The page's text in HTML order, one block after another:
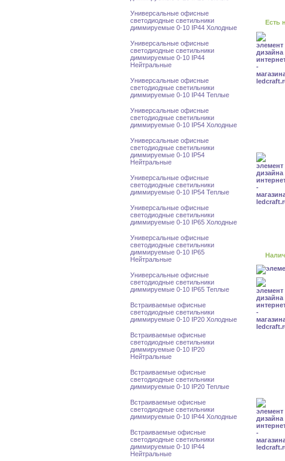
Универсальные офисные
светодиодные светильники
диммируемые 0-10 IP44 Холодные
Универсальные офисные
светодиодные светильники
диммируемые 0-10 IP44
Нейтральные
Универсальные офисные
светодиодные светильники
диммируемые 0-10 IP44 Теплые
Универсальные офисные
светодиодные светильники
диммируемые 0-10 IP54 Холодные
Универсальные офисные
светодиодные светильники
диммируемые 0-10 IP54
Нейтральные
Универсальные офисные
светодиодные светильники
диммируемые 0-10 IP54 Теплые
Универсальные офисные
светодиодные светильники
диммируемые 0-10 IP65 Холодные
Универсальные офисные
светодиодные светильники
диммируемые 0-10 IP65
Нейтральные
Универсальные офисные
светодиодные светильники
диммируемые 0-10 IP65 Теплые
Встраиваемые офисные
светодиодные светильники
диммируемые 0-10 IP20 Холодные
Встраиваемые офисные
светодиодные светильники
диммируемые 0-10 IP20
Нейтральные
Встраиваемые офисные
светодиодные светильники
диммируемые 0-10 IP20 Теплые
Встраиваемые офисные
светодиодные светильники
диммируемые 0-10 IP44 Холодные
Встраиваемые офисные
светодиодные светильники
диммируемые 0-10 IP44
Нейтральные
Есть